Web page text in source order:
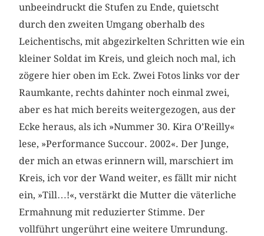
unbeeindruckt die Stufen zu Ende, quietscht
durch den zweiten Umgang oberhalb des
Leichentischs, mit abgezirkelten Schritten wie ein
kleiner Soldat im Kreis, und gleich noch mal, ich
zögere hier oben im Eck. Zwei Fotos links vor der
Raumkante, rechts dahinter noch einmal zwei,
aber es hat mich bereits weitergezogen, aus der
Ecke heraus, als ich »Nummer 30. Kira O’Reilly«
lese, »Performance Succour. 2002«. Der Junge,
der mich an etwas erinnern will, marschiert im
Kreis, ich vor der Wand weiter, es fällt mir nicht
ein, »Till…!«, verstärkt die Mutter die väterliche
Ermahnung mit reduzierter Stimme. Der
vollführt ungerührt eine weitere Umrundung.